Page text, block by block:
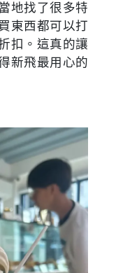
地找了很多特
東西都可以打
扣。這真的讓
新飛最用心的